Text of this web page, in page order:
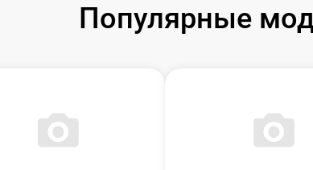
Популярные